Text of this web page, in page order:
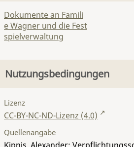
Dokumente an Famili
e Wagner und die Fest
spielverwaltung
Nutzungsbedingungen
Lizenz
CC-BY-NC-ND-Lizenz (4.0)
Quellenangabe
Kipnis, Alexander: